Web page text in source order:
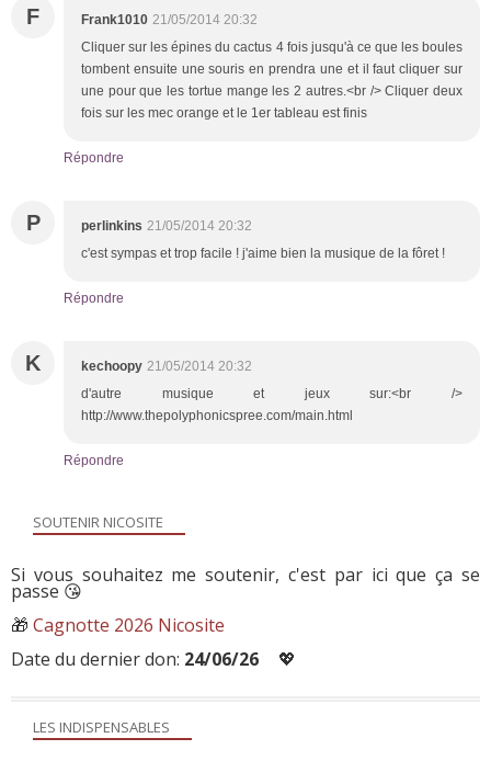
F Frank1010 21/05/2014 20:32
Cliquer sur les épines du cactus 4 fois jusqu'à ce que les boules
tombent ensuite une souris en prendra une et il faut cliquer sur
une pour que les tortue mange les 2 autres.<br /> Cliquer deux
fois sur les mec orange et le 1er tableau est finis
Répondre
P perlinkins 21/05/2014 20:32
c'est sympas et trop facile ! j'aime bien la musique de la fôret !
Répondre
K kechoopy 21/05/2014 20:32
d'autre musique et jeux sur:<br />
http://www.thepolyphonicspree.com/main.html
Répondre
LES INDISPENSABLES
SOUTENIR NICOSITE
Si vous souhaitez me soutenir, c'est par ici que ça se
passe 😘
🎁 Cagnotte 2026 Nicosite
Date du dernier don: 24/06/26 💖